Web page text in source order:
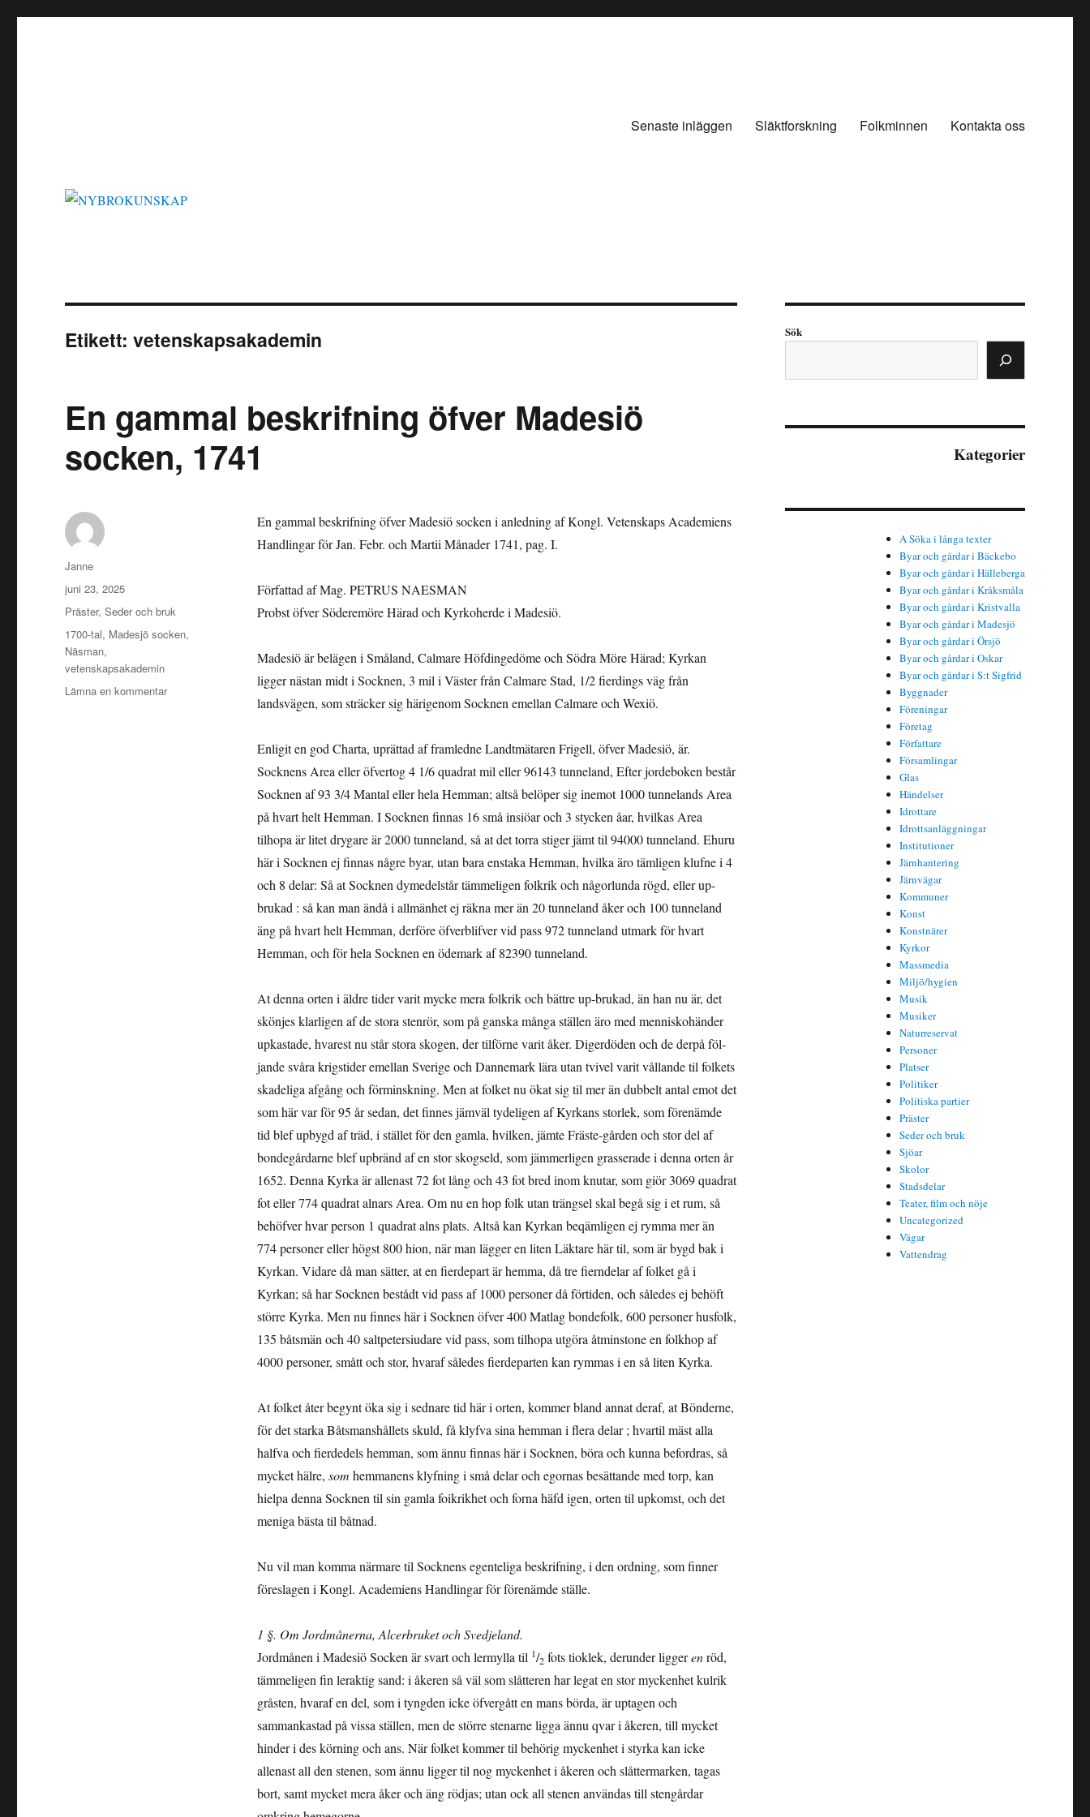
Senaste inläggen Släktforskning Folkminnen Kontakta oss
Etikett:vetenskapsakademin
En gammal beskrifning öfver Madesiö
socken, 1741
En gammal beskrifning öfver Madesiö socken i anledning af Kongl. Vetenskaps Academiens
Handlingar för Jan. Febr. och Martii Månader 1741, pag. I.
Författad af Mag. PETRUS NAESMAN
Probst öfver Söderemöre Härad och Kyrkoherde i Madesiö.
Madesiö är belägen i Småland, Calmare Höfdingedöme och Södra Möre Härad; Kyrkan
ligger nästan midt i Socknen, 3 mil i Väster från Calmare Stad, 1/2 fierdings väg från
landsvägen, som sträcker sig härigenom Socknen emellan Calmare och Wexiö.
Enligit en god Charta, uprättad af framledne Landtmätaren Frigell, öfver Madesiö, är.
Socknens Area eller öfvertog 4 1/6 quadrat mil eller 96143 tunneland, Efter jordeboken består
Socknen af 93 3/4 Mantal eller hela Hemman; altså belöper sig inemot 1000 tunnelands Area
på hvart helt Hemman. I Socknen finnas 16 små insiöar och 3 stycken åar, hvilkas Area
tilhopa är litet drygare är 2000 tunneland, så at det torra stiger jämt til 94000 tunneland. Ehuru
här i Socknen ej finnas någre byar, utan bara enstaka Hemman, hvilka äro tämligen klufne i 4
och 8 delar: Så at Socknen dymedelstår tämmeligen folkrik och någorlunda rögd, eller up-
brukad : så kan man ändå i allmänhet ej räkna mer än 20 tunneland åker och 100 tunneland
äng på hvart helt Hemman, derföre öfverblifver vid pass 972 tunneland utmark för hvart
Hemman, och för hela Socknen en ödemark af 82390 tunneland.
At denna orten i äldre tider varit mycke mera folkrik och bättre up-brukad, än han nu är, det
skönjes klarligen af de stora stenrör, som på ganska många ställen äro med menniskohänder
upkastade, hvarest nu står stora skogen, der tilförne varit åker. Digerdöden och de derpå föl­
jande svåra krigstider emellan Sverige och Dannemark lära utan tvivel varit vållande til folkets
skadeliga afgång och förminskning. Men at folket nu ökat sig til mer än dubbelt antal emot det
som här var för 95 år sedan, det finnes jämväl tydeligen af Kyrkans storlek, som förenämde
tid blef upbygd af träd, i stället för den gamla, hvilken, jämte Fräste-gården och stor del af
bondegårdarne blef upbränd af en stor skogseld, som jämmerligen grasserade i denna orten år
1652. Denna Kyrka är allenast 72 fot lång och 43 fot bred inom knutar, som giör 3069 quadrat
fot eller 774 quadrat alnars Area. Om nu en hop folk utan trängsel skal begå sig i et rum, så
behöfver hvar person 1 quadrat alns plats. Altså kan Kyrkan beqämligen ej rymma mer än
774 personer eller högst 800 hion, när man lägger en liten Läktare här til, som är bygd bak i
Kyrkan. Vidare då man sätter, at en fierdepart är hemma, då tre fierndelar af folket gå i
Kyrkan; så har Socknen bestådt vid pass af 1000 personer då förtiden, och således ej behöft
större Kyrka. Men nu finnes här i Socknen öfver 400 Matlag bondefolk, 600 personer husfolk,
135 båtsmän och 40 saltpetersiudare vid pass, som tilhopa utgöra åtminstone en folk­hop af
4000 personer, smått och stor, hvaraf således fierdeparten kan rymmas i en så liten Kyrka.
At folket åter begynt öka sig i sednare tid här i orten, kommer bland annat deraf, at Bönderne,
för det starka Båtsmanshållets skuld, få klyfva sina hemman i flera delar ; hvartil mäst alla
halfva och fierdedels hemman, som ännu finnas här i Socknen, böra och kunna befordras, så
mycket hälre, som hemmanens klyfning i små delar och egornas besättande med torp, kan
hielpa denna Socknen til sin gamla foikrikhet och forna häfd igen, orten til upkomst, och det
meniga bästa til båtnad.
Nu vil man komma närmare til Socknens egenteliga beskrifning, i den ordning, som finner
föreslagen i Kongl. Academiens Handlingar för förenämde ställe.
1 §. Om Jordmånerna, Alcerbruket och Svedjeland.
Jordmånen i Madesiö Socken är svart och lermylla til 1/2 fots tioklek, derunder liggerenröd,
tämmeligen fin leraktig sand: i åkeren så väl som slåtteren har legat en stor myckenhet kulrik
gråsten, hvaraf en del, som i tyngden icke öfvergått en mans börda, är uptagen och
sammankastad på vissa ställen, men de större stenarne ligga ännu qvar i åkeren, till myc­ket
hinder i des körning och ans. När folket kommer til behörig mycken­het i styrka kan icke
allenast all den stenen, som ännu ligger til nog myc­kenhet i åkeren och slåttermarken, tagas
bort, samt mycket mera åker och äng rödjas; utan ock all stenen användas till stengårdar
Författare
Janne
Publicerat
den
juni 23, 2025
Kategorier
Präster,Seder och bruk
Etiketter
1700-tal, Madesjö socken,
Näsman,
vetenskapsakademin
Lämna en kommentartill
Sök
Kategorier
A Söka i långa texter
Byar och gårdar i Bäckebo
Byar och gårdar i Hälleberga
Byar och gårdar i Kråksmåla
Byar och gårdar i Kristvalla
Byar och gårdar i Madesjö
Byar och gårdar i Örsjö
Byar och gårdar i Oskar
Byar och gårdar i S:t Sigfrid
Byggnader
Föreningar
Företag
Författare
Församlingar
Glas
Händelser
Idrottare
Idrottsanläggningar
Institutioner
Järnhantering
Järnvägar
Kommuner
Konst
Konstnärer
Kyrkor
Massmedia
Miljö/hygien
Musik
Musiker
Naturreservat
Personer
Platser
Politiker
Politiska partier
Präster
Seder och bruk
Sjöar
Skolor
Stadsdelar
Teater, film och nöje
Uncategorized
Vägar
Vattendrag